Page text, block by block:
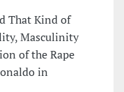
That Kind of
Masculinity
of the Rape
in